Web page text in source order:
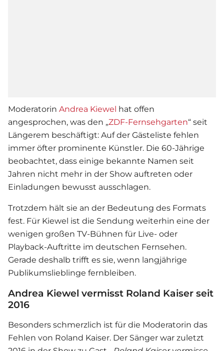
Moderatorin Andrea Kiewel hat offen
angesprochen, was den „ZDF-Fernsehgarten“ seit
Längerem beschäftigt: Auf der Gästeliste fehlen
immer öfter prominente Künstler. Die 60-Jährige
beobachtet, dass einige bekannte Namen seit
Jahren nicht mehr in der Show auftreten oder
Einladungen bewusst ausschlagen.
Trotzdem hält sie an der Bedeutung des Formats
fest. Für Kiewel ist die Sendung weiterhin eine der
wenigen großen TV-Bühnen für Live- oder
Playback-Auftritte im deutschen Fernsehen.
Gerade deshalb trifft es sie, wenn langjährige
Publikumslieblinge fernbleiben.
Andrea Kiewel vermisst Roland Kaiser seit
2016
Besonders schmerzlich ist für die Moderatorin das
Fehlen von Roland Kaiser. Der Sänger war zuletzt